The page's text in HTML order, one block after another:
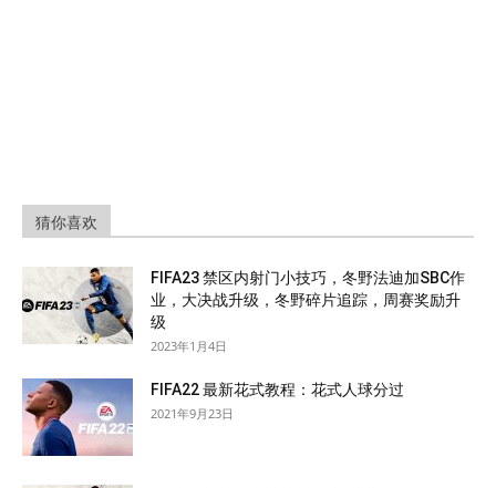
猜你喜欢
FIFA23 禁区内射门小技巧，冬野法迪加SBC作
业，大决战升级，冬野碎片追踪，周赛奖励升
级
2023年1月4日
FIFA22 最新花式教程：花式人球分过
2021年9月23日